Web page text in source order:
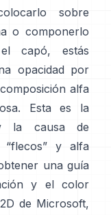
sobre
o componerlo
capó, estás
opacidad por
alfa
Esta es la
la causa de
y
alfa
una guía
y el color
de Microsoft,